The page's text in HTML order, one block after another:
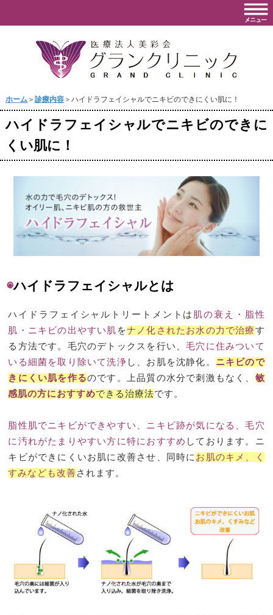
ホーム＞ 診療内容＞ハイドラフェイシャルでニキビのできにくい肌に！
ハイドラフェイシャルでニキビのできに
くい肌に！
◉ハイドラフェイシャルとは
ハイドラフェイシャルトリートメントは 肌の衰え・脂性
肌・ニキビの出やすい肌 をナノ化されたお水の力で治療す
る方法です。毛穴のデトックスを行い、毛穴に住みついて
いる細菌を取り除いて洗浄 し、お肌を沈静化。 ニキビので
きにくい肌を作るのです。上品質の水分で刺激もなく、 敏
感肌の方におすすめできる治療法です。
脂性肌でニキビができやすい、ニキビ跡が気になる、毛穴
に汚れがたまりやすい方に特におすすめ しております。ニ
キビができにくいお肌に改善させ、同時に お肌のキメ、く
すみなども改善されます。